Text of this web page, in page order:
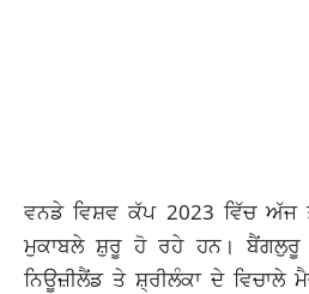
ਵਨਡੇ ਵਿਸ਼ਵ ਕੱਪ 2023 ਵਿੱਚ ਅੱਜ
ਮੁਕਾਬਲੇ ਸ਼ੁਰੂ ਹੋ ਰਹੇ ਹਨ। ਬੈਂਗਲੁਰੂ
ਨਿਊਜ਼ੀਲੈਂਡ ਤੇ ਸ਼੍ਰੀਲੰਕਾ ਦੇ